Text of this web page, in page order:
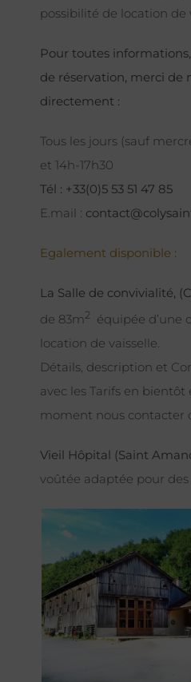
possibilité de location de
Pour toutes
de réservation, merci de
directement :
Tous les jours (sauf
et 14h-17h30
Tél : +33(0)5 53 51 47 85
E.mail :
Egalement disponible :
La Salle de convivialité,
de 83m2 équipée d’une
location de vaisselle.
Détails, description et
avec les Tarifs en bientôt
moment nous contacter
Vieil Hôpital (Saint
voûtée adaptée pour